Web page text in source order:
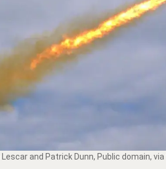
and Patrick Dunn, Public domain,